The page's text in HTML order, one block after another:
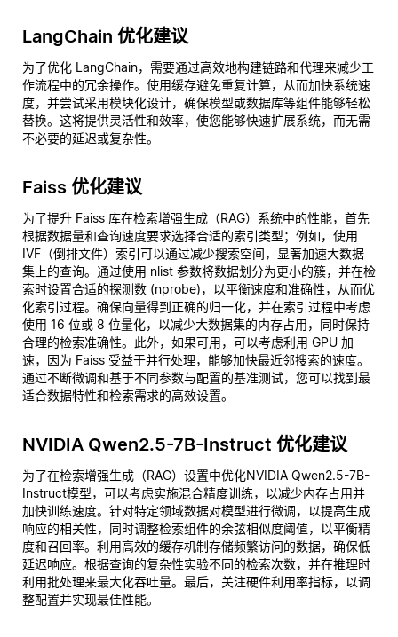
LangChain 优化建议
为了优化 LangChain，需要通过高效地构建链路和代理来减少工
作流程中的冗余操作。使用缓存避免重复计算，从而加快系统速
度，并尝试采用模块化设计，确保模型或数据库等组件能够轻松
替换。这将提供灵活性和效率，使您能够快速扩展系统，而无需
不必要的延迟或复杂性。
Faiss 优化建议
为了提升 Faiss 库在检索增强生成（RAG）系统中的性能，首先
根据数据量和查询速度要求选择合适的索引类型；例如，使用
IVF（倒排文件）索引可以通过减少搜索空间，显著加速大数据
集上的查询。通过使用 nlist 参数将数据划分为更小的簇，并在检
索时设置合适的探测数 (nprobe)，以平衡速度和准确性，从而优
化索引过程。确保向量得到正确的归一化，并在索引过程中考虑
使用 16 位或 8 位量化，以减少大数据集的内存占用，同时保持
合理的检索准确性。此外，如果可用，可以考虑利用 GPU 加
速，因为 Faiss 受益于并行处理，能够加快最近邻搜索的速度。
通过不断微调和基于不同参数与配置的基准测试，您可以找到最
适合数据特性和检索需求的高效设置。
NVIDIA Qwen2.5-7B-Instruct 优化建议
为了在检索增强生成（RAG）设置中优化NVIDIA Qwen2.5-7B-
Instruct模型，可以考虑实施混合精度训练，以减少内存占用并
加快训练速度。针对特定领域数据对模型进行微调，以提高生成
响应的相关性，同时调整检索组件的余弦相似度阈值，以平衡精
度和召回率。利用高效的缓存机制存储频繁访问的数据，确保低
延迟响应。根据查询的复杂性实验不同的检索次数，并在推理时
利用批处理来最大化吞吐量。最后，关注硬件利用率指标，以调
整配置并实现最佳性能。